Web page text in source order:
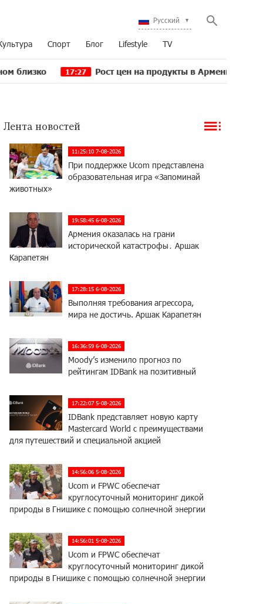
Русский
Спорт Блог Lifestyle TV
17:27 Рост цен на продукты в Армении ускорился до
Лента новостей
11:25:10 7-08-2026
При поддержке Ucom представлена
образовательная игра «Запоминай
животных»
19:58:45 6-08-2026
Армения оказалась на грани
исторической катастрофы․ Аршак
Карапетян
17:28:15 6-08-2026
Выполняя требования агрессора,
мира не достичь. Аршак Карапетян
16:36:59 6-08-2026
Moody’s изменило прогноз по
рейтингам IDBank на позитивный
17:22:07 5-08-2026
IDBank представляет новую карту
Mastercard World с преимуществами
для путешествий и специальной акцией
14:56:06 5-08-2026
Ucom и FPWC обеспечат
круглосуточный мониторинг дикой
природы в Гнишике с помощью солнечной энергии
14:56:01 5-08-2026
Ucom и FPWC обеспечат
круглосуточный мониторинг дикой
природы в Гнишике с помощью солнечной энергии